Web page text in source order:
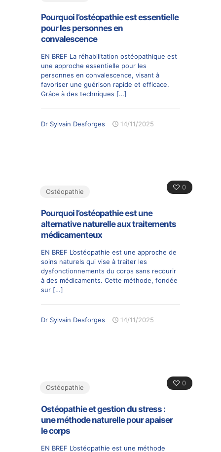
Pourquoi l’ostéopathie est essentielle
pour les personnes en
convalescence
EN BREF La réhabilitation ostéopathique est
une approche essentielle pour les
personnes en convalescence, visant à
favoriser une guérison rapide et efficace.
Grâce à des techniques […]
Dr Sylvain Desforges 14/11/2025
0
Ostéopathie
Pourquoi l’ostéopathie est une
alternative naturelle aux traitements
médicamenteux
EN BREF L’ostéopathie est une approche de
soins naturels qui vise à traiter les
dysfonctionnements du corps sans recourir
à des médicaments. Cette méthode, fondée
sur […]
Dr Sylvain Desforges 14/11/2025
0
Ostéopathie
Ostéopathie et gestion du stress :
une méthode naturelle pour apaiser
le corps
EN BREF L’ostéopathie est une méthode